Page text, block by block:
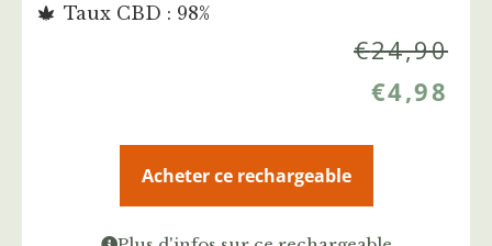
Taux CBD : 98%
€24,90
€4,98
Acheter ce rechargeable